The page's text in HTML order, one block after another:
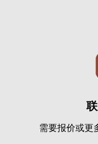
需要报价或更